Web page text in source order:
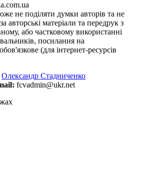
не поділяти думки авторів та не
авторські матеріали та передрук з
або частковому використанні
посилання на
(для інтернет-ресурсів
Олександр Стадниченко
fcvadmin@ukr.net